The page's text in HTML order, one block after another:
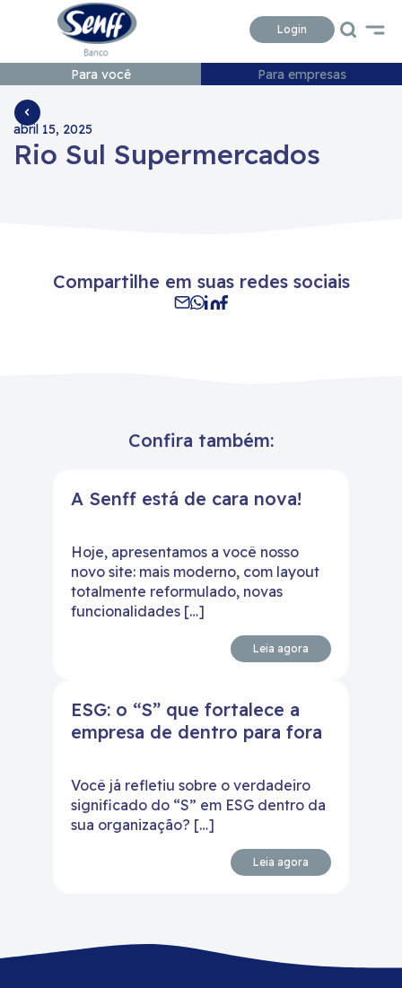
Login
Para você Para empresas
abril 15, 2025
Rio Sul Supermercados
Compartilhe em suas redes sociais
Confira também:
A Senff está de cara nova!
Hoje, apresentamos a você nosso
novo site: mais moderno, com layout
totalmente reformulado, novas
funcionalidades […]
Leia agora
ESG: o “S” que fortalece a
empresa de dentro para fora
Você já refletiu sobre o verdadeiro
significado do “S” em ESG dentro da
sua organização? […]
Leia agora